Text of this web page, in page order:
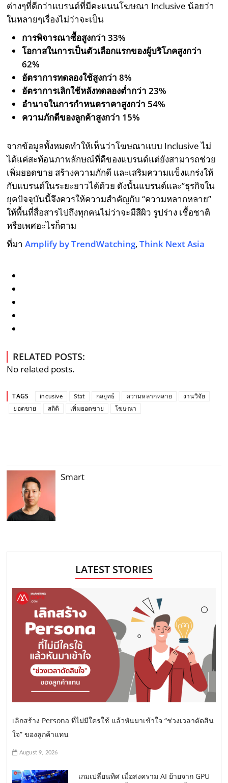
ต่างๆที่ดีกว่าแบรนด์ที่มีคะแนนโฆษณา Inclusive น้อยว่า
ในหลายๆเรื่องไม่ว่าจะเป็น
การพิจารณาซื้อสูงกว่า 33%
โอกาสในการเป็นตัวเลือกแรกของผู้บริโภคสูงกว่า
62%
อัตราการทดลองใช้สูงกว่า 8%
อัตราการเลิกใช้หลังทดลองต่ำกว่า 23%
อำนาจในการกำหนดราคาสูงกว่า 54%
ความภักดีของลูกค้าสูงกว่า 15%
จากข้อมูลทั้งหมดทำให้เห็นว่าโฆษณาแบบ Inclusive ไม่
ได้แค่สะท้อนภาพลักษณ์ที่ดีของแบรนด์แต่ยังสามารถช่วย
เพิ่มยอดขาย สร้างความภักดี และเสริมความแข็งแกร่งให้
กับแบรนด์ในระยะยาวได้ด้วย ดังนั้นแบรนด์และ”ธุรกิจใน
ยุคปัจจุบันนี้จึงควรให้ความสำคัญกับ “ความหลากหลาย”
ให้พื้นที่สื่อสารไปถึงทุกคนไม่ว่าจะมีสีผิว รูปร่าง เชื้อชาติ
หรือเพศอะไรก็ตาม
ที่มา Amplify by TrendWatching,Think Next Asia
RELATED POSTS:
No related posts.
TAGS incusive Stat กลยุทธ์ ความหลากหลาย
งานวิจัย
ยอดขาย
สถิติ เพิ่มยอดขาย โฆษณา
Smart
LATEST STORIES
เลิกสร้าง Persona ที่ไม่มีใครใช้ แล้วหันมาเข้าใจ “ช่วงเวลาตัดสิน
ใจ” ของลูกค้าแทน
August 9, 2026
เกมเปลี่ยนทิศ เมื่อสงคราม AI ย้ายจาก GPU